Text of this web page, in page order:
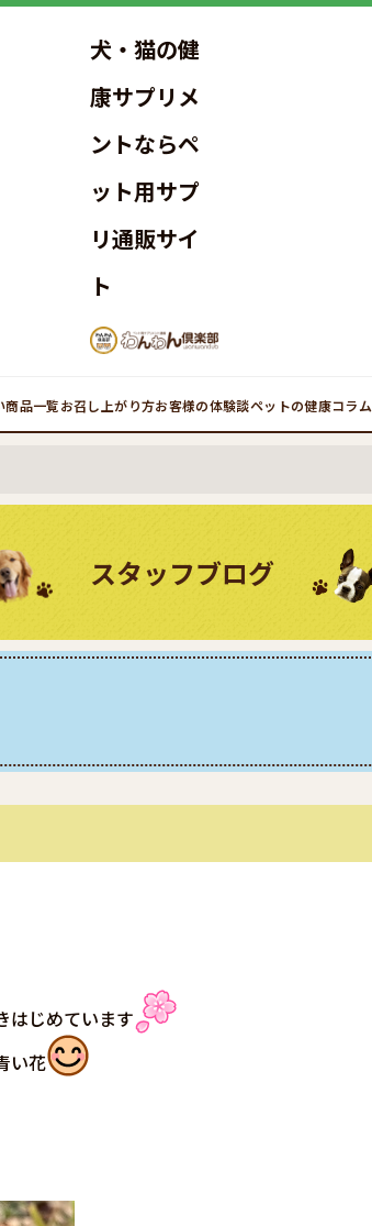
犬・猫の健
康サプリメ
ントならペ
ット用サプ
リ通販サイ
ト
商品一覧お召し上がり方お客様の体験談ペットの健康コラム
スタッフブログ
はじめています
い花